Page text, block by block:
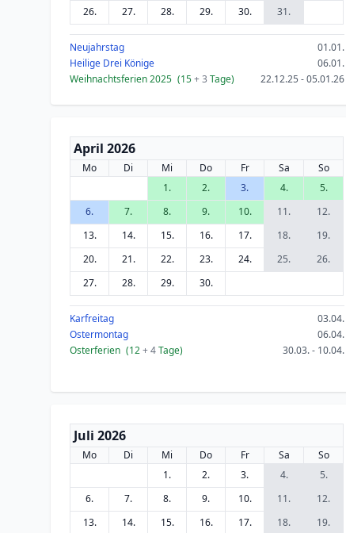
26.
27. 28. 29. 30. 31.
Neujahrstag
01.01.
Heilige Drei Könige
06.01.
Weihnachtsferien 2025 (15+ 3 Tage) 22.12.25 - 05.01.26
April 2026
Mo Di Mi Do Fr Sa
So
1.
2. 3. 4.
5.
6.
7. 8. 9. 10. 11.
12.
13.
14. 15. 16. 17. 18.
19.
20.
21. 22. 23. 24. 25.
26.
27.
28. 29. 30.
Karfreitag
03.04.
Ostermontag
06.04.
Osterferien (12+ 4Tage) 30.03. - 10.04.
Juli 2026
Mo Di Mi Do Fr Sa
So
1.
2. 3. 4.
5.
6.
7. 8. 9. 10. 11.
12.
13.
14. 15. 16. 17. 18.
19.